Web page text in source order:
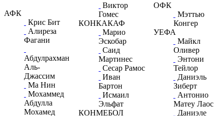
АФК
Крис Бит
Алиреза
Фагани
Абдулрахман
Аль-
Джассим
Ма Нин
Мохаммед
Абдулла
Мохамед
Виктор
Гомес
КОНКАКАФ
Марио
Эскобар
Саид
Мартинес
Сесар Рамос
Иван
Бартон
Исмаил
Эльфат
КОНМЕБОЛ
ОФК
Мэттью
Конгер
УЕФА
Майкл
Оливер
Энтони
Тейлор
Даниэль
Зиберт
Антонио
Матеу Лаос
Даниэле